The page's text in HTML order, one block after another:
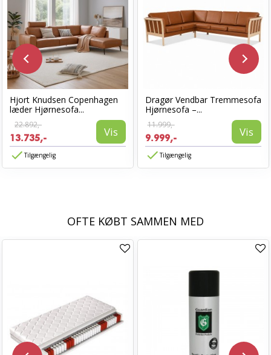
Hjort Knudsen Copenhagen
læder Hjørnesofa...
22.892,-
13.735,- Vis
Tilgængelig
Dragør Vendbar Tremmesofa
Hjørnesofa –...
11.999,-
9.999,- Vis
Tilgængelig
OFTE KØBT SAMMEN MED